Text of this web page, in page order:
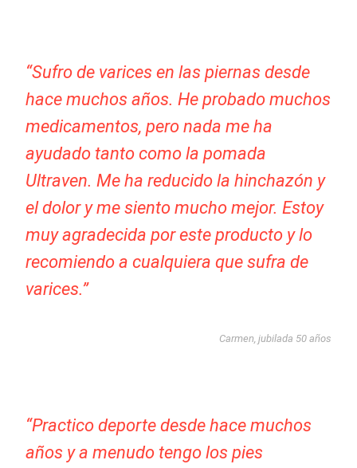
“Sufro de varices en las piernas desde
hace muchos años. He probado muchos
medicamentos, pero nada me ha
ayudado tanto como la pomada
Ultraven. Me ha reducido la hinchazón y
el dolor y me siento mucho mejor. Estoy
muy agradecida por este producto y lo
recomiendo a cualquiera que sufra de
varices.”
Carmen, jubilada 50 años
“Practico deporte desde hace muchos
años y a menudo tengo los pies